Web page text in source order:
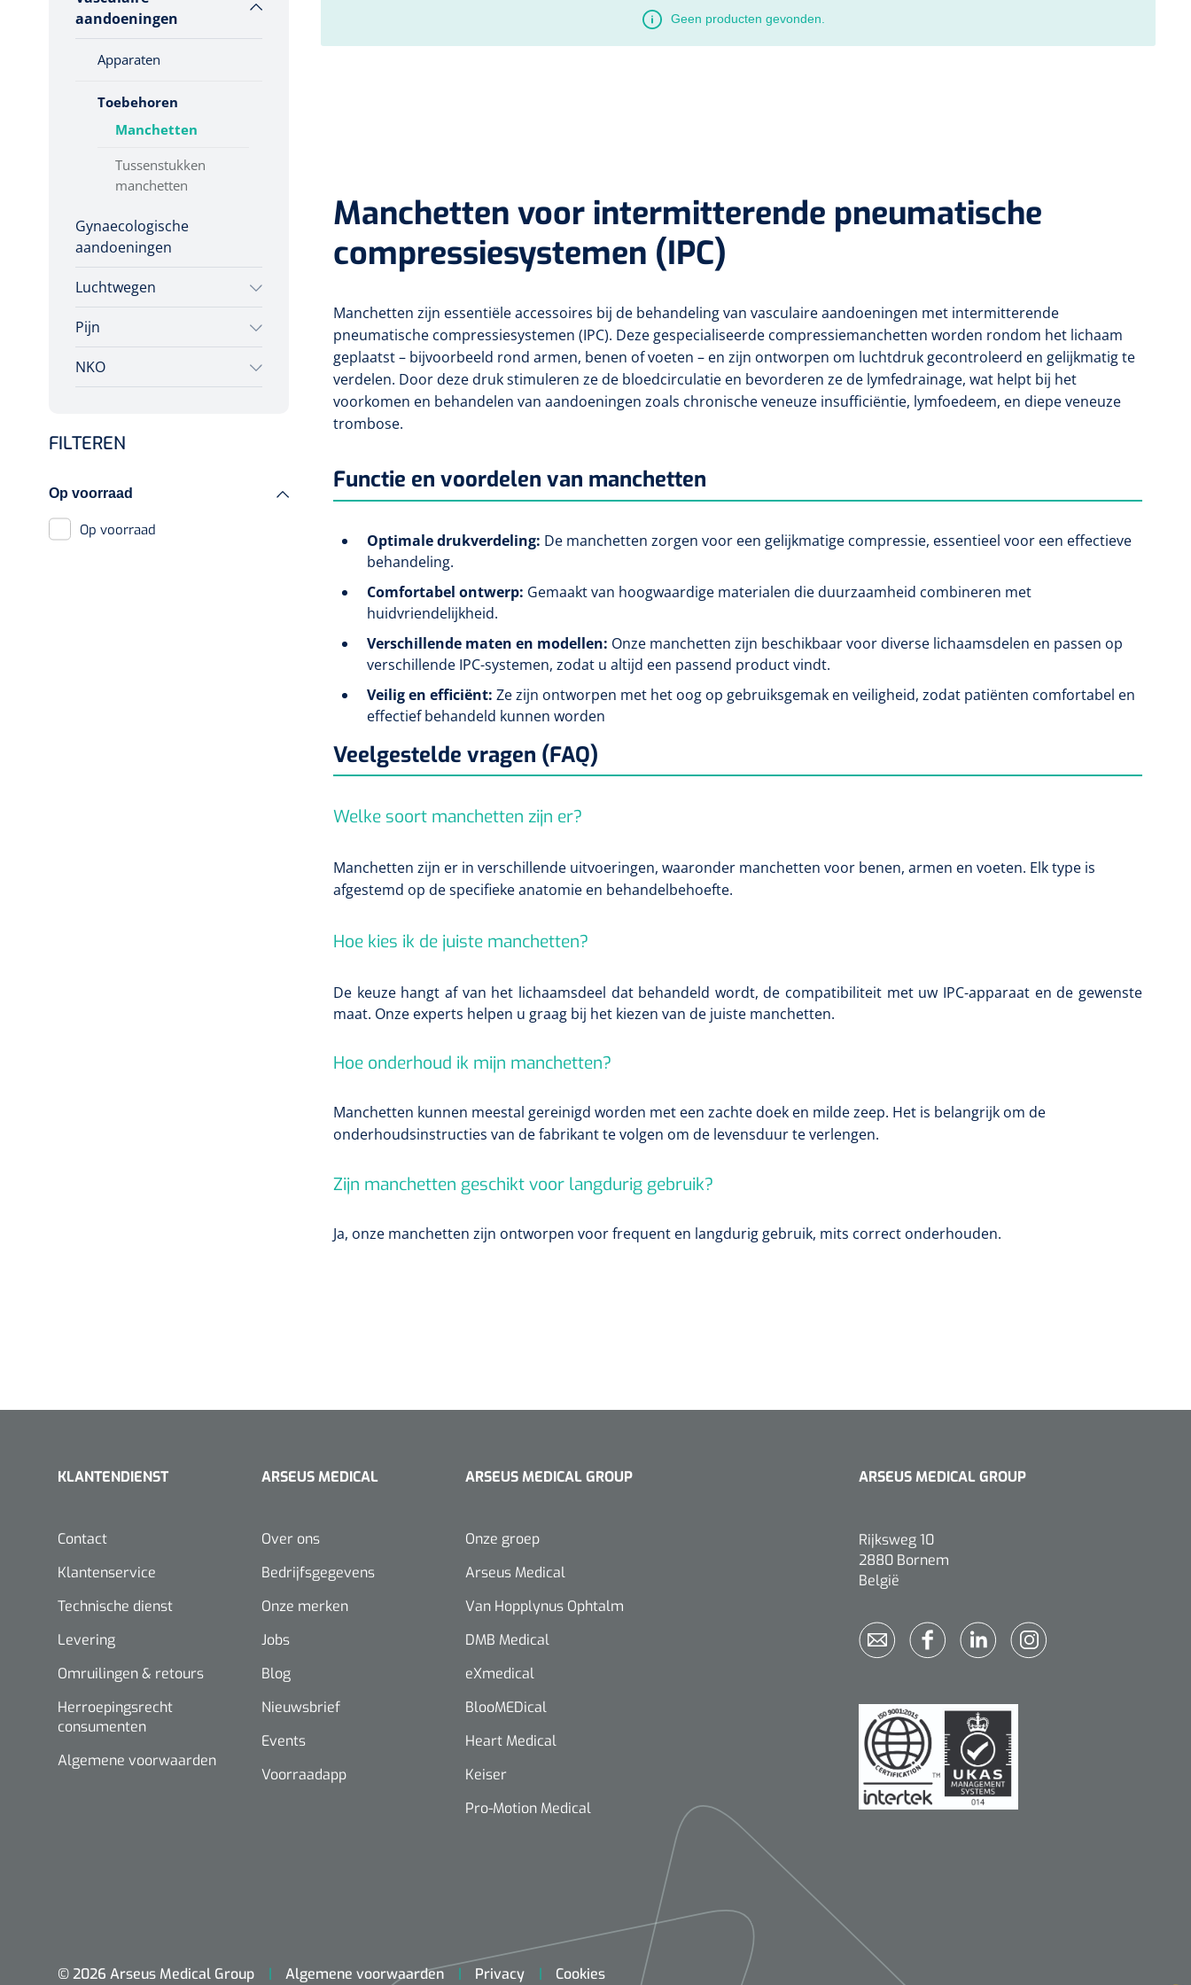
Incontinentiezorg
Instrumenten
Monitoring
Wondzorg
Cryotherapie pennen
Patronen
Applicatoren
aandoeningen
Apparaten
Toebehoren
Manchetten
Tussenstukken
manchetten
Gynaecologische
aandoeningen
Luchtwegen
Aspiratie
Toebehoren aspiratie
Aërosol
Toebehoren aërosol
Pijn
Infuuspompen
NKO
FILTEREN
Op voorraad
Op voorraad
Geen producten gevonden.
Manchetten voor intermitterende pneumatische
compressiesystemen (IPC)
Manchetten zijn essentiële accessoires bij de behandeling van vasculaire aandoeningen met intermitterende
pneumatische compressiesystemen (IPC). Deze gespecialiseerde compressiemanchetten worden rondom het lichaam
geplaatst – bijvoorbeeld rond armen, benen of voeten – en zijn ontworpen om luchtdruk gecontroleerd en gelijkmatig te
verdelen. Door deze druk stimuleren ze de bloedcirculatie en bevorderen ze de lymfedrainage, wat helpt bij het
voorkomen en behandelen van aandoeningen zoals chronische veneuze insufficiëntie, lymfoedeem, en diepe veneuze
trombose.
Functie en voordelen van manchetten
Optimaledrukverdeling: De manchetten zorgen voor een gelijkmatige compressie, essentieel voor een effectieve
behandeling.
Comfortabel ontwerp: Gemaakt van hoogwaardige materialen die duurzaamheid combineren met
huidvriendelijkheid.
Verschillende maten en modellen: Onze manchetten zijn beschikbaar voor diverse lichaamsdelen en passen op
verschillende IPC-systemen, zodat u altijd een passend product vindt.
Veiligen efficiënt: Ze zijn ontworpen met het oog op gebruiksgemak en veiligheid, zodat patiënten comfortabel en
effectief behandeld kunnen worden
Veelgestelde vragen (FAQ)
Welke soort manchetten zijn er?
Manchetten zijn er in verschillende uitvoeringen, waaronder manchetten voor benen, armen en voeten. Elk type is
afgestemd op de specifieke anatomie en behandelbehoefte.
Hoe kies ik de juiste manchetten?
De keuze hangt af van het lichaamsdeel dat behandeld wordt, de compatibiliteit met uw IPC-apparaat en de gewenste
maat. Onze experts helpen u graag bij het kiezen van de juiste manchetten.
Hoe onderhoud ik mijn manchetten?
Manchetten kunnen meestal gereinigd worden met een zachte doek en milde zeep. Het is belangrijk om de
onderhoudsinstructies van de fabrikant te volgen om de levensduur te verlengen.
Zijn manchetten geschikt voor langdurig gebruik?
Ja, onze manchetten zijn ontworpen voor frequent en langdurig gebruik, mits correct onderhouden.
KLANTENDIENST
Contact
Klantenservice
Technische dienst
Levering
Omruilingen & retours
Herroepingsrecht
consumenten
Algemene voorwaarden
ARSEUS MEDICAL
Over ons
Bedrijfsgegevens
Onze merken
Jobs
Blog
Nieuwsbrief
Events
Voorraadapp
ARSEUS MEDICAL GROUP
Onze groep
Arseus Medical
Van Hopplynus Ophtalm
DMB Medical
eXmedical
BlooMEDical
Heart Medical
Keiser
Pro-Motion Medical
ARSEUS MEDICAL GROUP
Rijksweg 10
2880 Bornem
België
© 2026 Arseus Medical Group Algemene voorwaarden Privacy Cookies